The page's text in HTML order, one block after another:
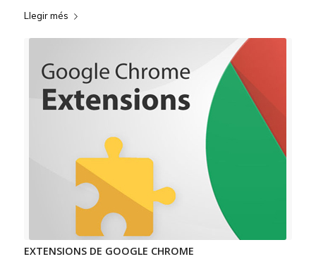
Llegir més
EXTENSIONS DE GOOGLE CHROME